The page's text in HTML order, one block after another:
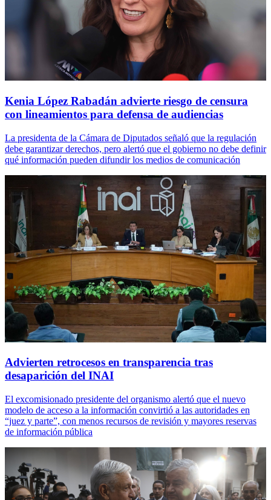
Kenia López Rabadán advierte riesgo de censura
con lineamientos para defensa de audiencias
La presidenta de la Cámara de Diputados señaló que la regulación
debe garantizar derechos, pero alertó que el gobierno no debe definir
qué información pueden difundir los medios de comunicación
Advierten retrocesos en transparencia tras
desaparición del INAI
El excomisionado presidente del organismo alertó que el nuevo
modelo de acceso a la información convirtió a las autoridades en
“juez y parte”, con menos recursos de revisión y mayores reservas
de información pública